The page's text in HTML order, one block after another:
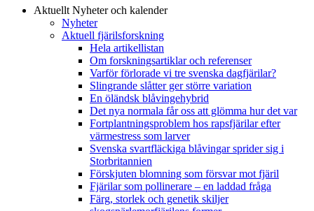
Aktuellt Nyheter och kalender
Nyheter
Aktuell fjärilsforskning
Hela artikellistan
Om forskningsartiklar och referenser
Varför förlorade vi tre svenska dagfjärilar?
Slingrande slåtter ger större variation
En öländsk blåvingehybrid
Det nya normala får oss att glömma hur det var
Fortplantningsproblem hos rapsfjärilar efter
värmestress som larver
Svenska svartfläckiga blåvingar sprider sig i
Storbritannien
Förskjuten blomning som försvar mot fjäril
Fjärilar som pollinerare – en laddad fråga
Färg, storlek och genetik skiljer